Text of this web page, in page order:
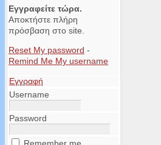
Εγγραφείτε τώρα.
Αποκτήστε πλήρη
πρόσβαση στο site.
Reset My password -
Remind Me My username
Εγγραφή
Username
Password